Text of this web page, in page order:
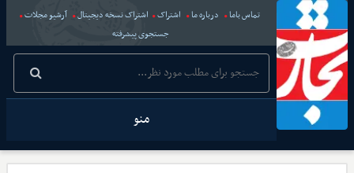
تماس باما درباره ما اشتراک اشتراک نسخه دیجیتال
آرشیو مجلات
جستجوی پیشرفته
منو